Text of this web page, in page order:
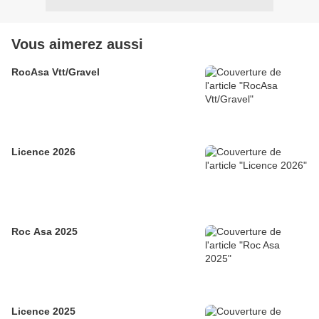
Vous aimerez aussi
RocAsa Vtt/Gravel
Licence 2026
Roc Asa 2025
Licence 2025